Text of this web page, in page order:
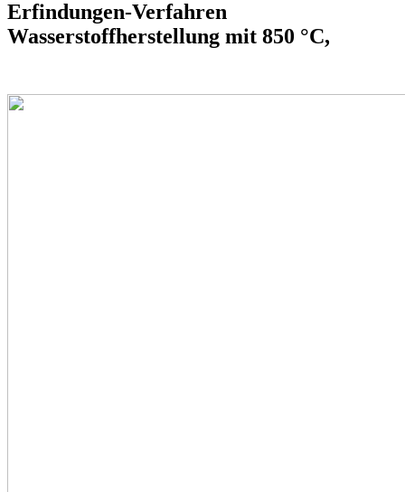
Erfindungen-Verfahren
Wasserstoffherstellung mit 850 °C,